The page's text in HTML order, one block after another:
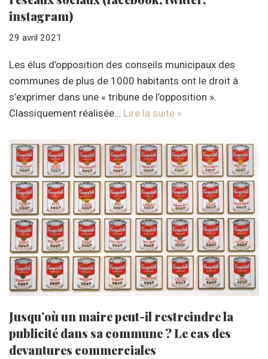
instagram)
29 avril 2021
Les élus d’opposition des conseils municipaux des
communes de plus de 1000 habitants ont le droit à
s’exprimer dans une « tribune de l’opposition ».
Classiquement réalisée… Lire la suite »
Jusqu’où un maire peut-il restreindre la
publicité dans sa commune ? Le cas des
devantures commerciales